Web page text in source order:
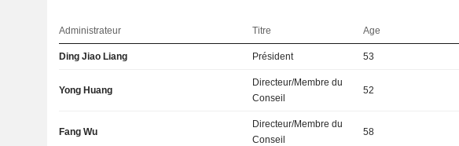
Administrateur Titre Age
Ding Jiao Liang Président 53
Yong Huang
Directeur/Membre du
Conseil
52
Fang Wu
Directeur/Membre du
Conseil
58